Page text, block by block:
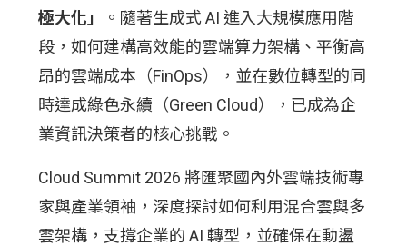
加 7/1–7/2 兩天活動
極大化」
。隨著生成式 AI 進入大規模應用階
段，如何建構高效能的雲端算力架構、平衡高
昂的雲端成本（FinOps），並在數位轉型的同
時達成綠色永續（Green Cloud），已成為企
業資訊決策者的核心挑戰。
Cloud Summit 2026 將匯聚國內外雲端技術專
家與產業領袖，深度探討如何利用混合雲與多
雲架構，支撐企業的 AI 轉型，並確保在動盪